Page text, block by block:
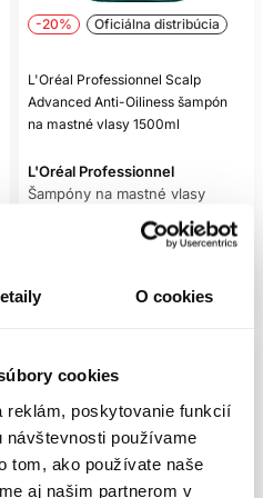
O cookies
cookies
reklám, poskytovanie funkcií
používame
tom, ako používate naše
aj našim partnerom v
opláchnite.
odporúča zaradiť íl pred
zostať dobre tolerovaná; ak
rutinu zjednodušte.
PRE
zahŕňa jemný šampón a
starostlivosť. Sú určené na
uvádza niacínamid medzi
aktívnymi zložkami, no
na obale konkrétneho
príjemne vlažnú vodu a
drhnutia. Vlasy
zvyšky produktu môžu u
nepohodlie. Fén nastavte na
ho tesne pri pokožke.
-20% Oficiálna distribúcia
L'Oréal Professionnel Scalp
Advanced Anti-Oiliness šampón
na mastné vlasy 1500ml
L'Oréal Professionnel
Šampóny na mastné vlasy
47.97 €